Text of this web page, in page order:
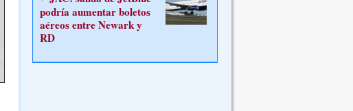
podría aumentar boletos
aéreos entre Newark y
RD